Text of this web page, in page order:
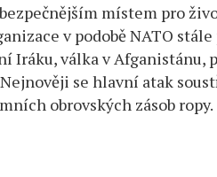
místem pro
v podobě NATO
Iráku, válka v Afganistánu,
se hlavní atak
obrovských zásob ropy.